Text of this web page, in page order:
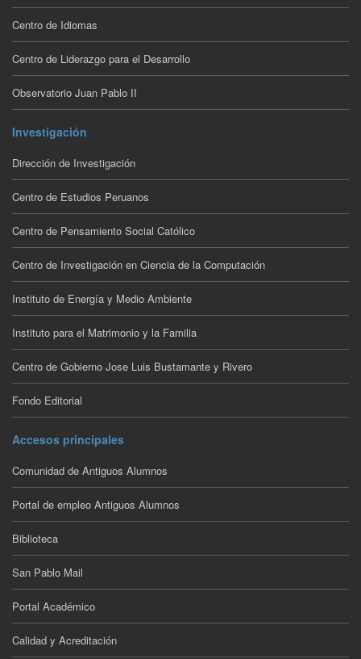
Centro de Idiomas
Centro de Liderazgo para el Desarrollo
Observatorio Juan Pablo II
Investigación
Dirección de Investigación
Centro de Estudios Peruanos
Centro de Pensamiento Social Católico
Centro de Investigación en Ciencia de la Computación
Instituto de Energía y Medio Ambiente
Instituto para el Matrimonio y la Familia
Centro de Gobierno Jose Luis Bustamante y Rivero
Fondo Editorial
Accesos principales
Comunidad de Antiguos Alumnos
Portal de empleo Antiguos Alumnos
Biblioteca
San Pablo Mail
Portal Académico
Calidad y Acreditación